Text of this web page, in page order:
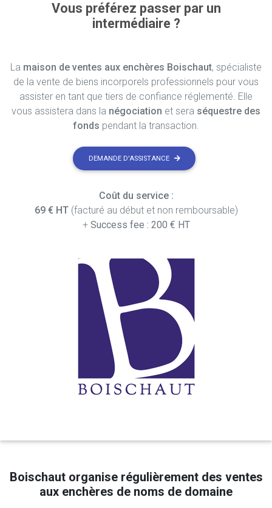
Vous préférez passer par un
intermédiaire ?
La maison de ventes aux enchères Boischaut, spécialiste
de la vente de biens incorporels professionnels pour vous
assister en tant que tiers de confiance réglementé. Elle
vous assistera dans la négociation et sera séquestre des
fonds pendant la transaction.
DEMANDE D'ASSISTANCE
Coût du service :
69 € HT(facturé au début et non remboursable)
+ Success fee : 200 € HT
Boischaut organise régulièrement des ventes
aux enchères de noms de domaine